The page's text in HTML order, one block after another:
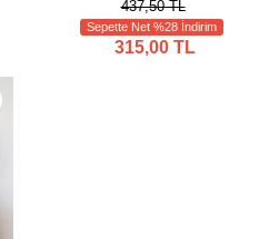
437,50 TL
Sepette Net %28 İndirim
315,00 TL